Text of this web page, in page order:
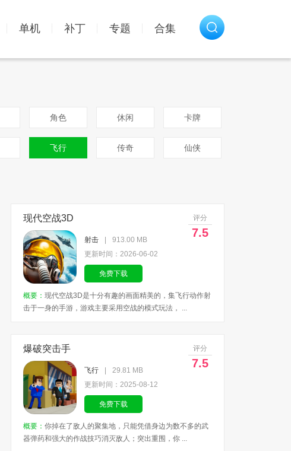
单机 补丁 专题 合集
角色 休闲 卡牌
飞行 传奇 仙侠
现代空战3D 评分
7.5
射击
913.00 MB
更新时间：2026-06-02
免费下载
概要： 现代空战3D是十分有趣的画面精美的，集飞行动作射
击于一身的手游，游戏主要采用空战的模式玩法， ...
爆破突击手 评分
7.5
飞行
29.81 MB
更新时间：2025-08-12
免费下载
概要： 你掉在了敌人的聚集地，只能凭借身边为数不多的武
器弹药和强大的作战技巧消灭敌人；突出重围，你 ...